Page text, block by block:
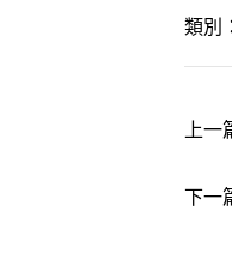
類別
上一
下一